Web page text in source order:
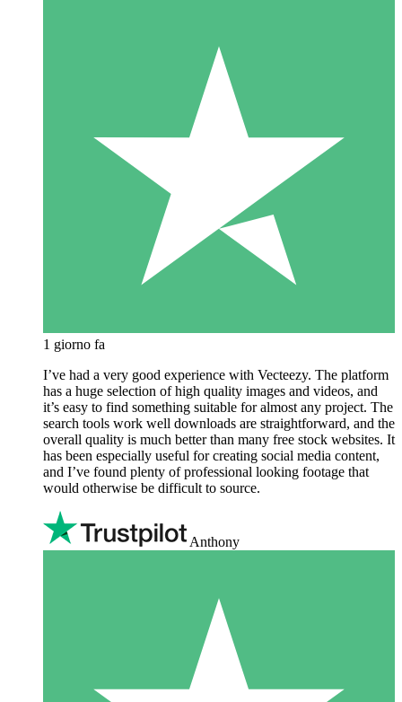
1 giorno fa
I’ve had a very good experience with Vecteezy. The platform
has a huge selection of high quality images and videos, and
it’s easy to find something suitable for almost any project. The
search tools work well downloads are straightforward, and the
overall quality is much better than many free stock websites. It
has been especially useful for creating social media content,
and I’ve found plenty of professional looking footage that
would otherwise be difficult to source.
Anthony